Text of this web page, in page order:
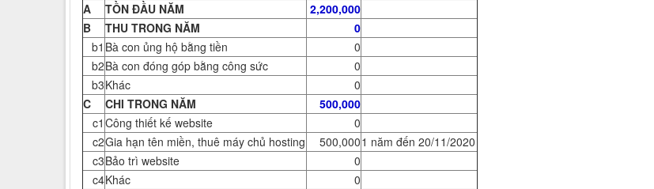
A
TỒN ĐẦU NĂM
2,200,000
B
THU TRONG NĂM
0
b1 Bà con ủng hộ bằng tiền
0
b2Bà con đóng góp bằng công sức
0
b3Khác
0
C
CHI TRONG NĂM
500,000
c1 Công thiết kế website
0
c2Gia hạn tên miền, thuê máy chủ hosting 500,0001 năm đến 20/11/2020
c3Bảo trì website
0
c4Khác
0